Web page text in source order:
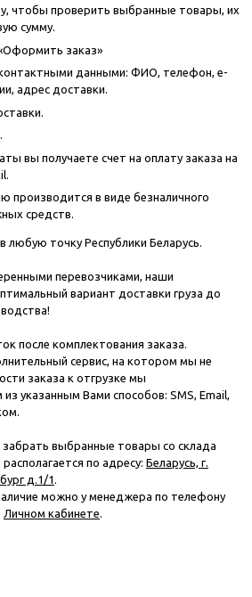
чтобы проверить выбранные товары, их
сумму.
заказ»
данными: ФИО, телефон, e-
адрес доставки.
вы получаете счет на оплату заказа на
производится в виде безналичного
средств.
любую точку Республики Беларусь.
перевозчиками, наши
вариант доставки груза до
после комплектования заказа.
сервис, на котором мы не
заказа к отгрузке мы
указанным Вами способов: SMS, Email,
выбранные товары со склада
по адресу: Беларусь, г.
д.1/1 .
можно у менеджера по телефону
Личном кабинете.